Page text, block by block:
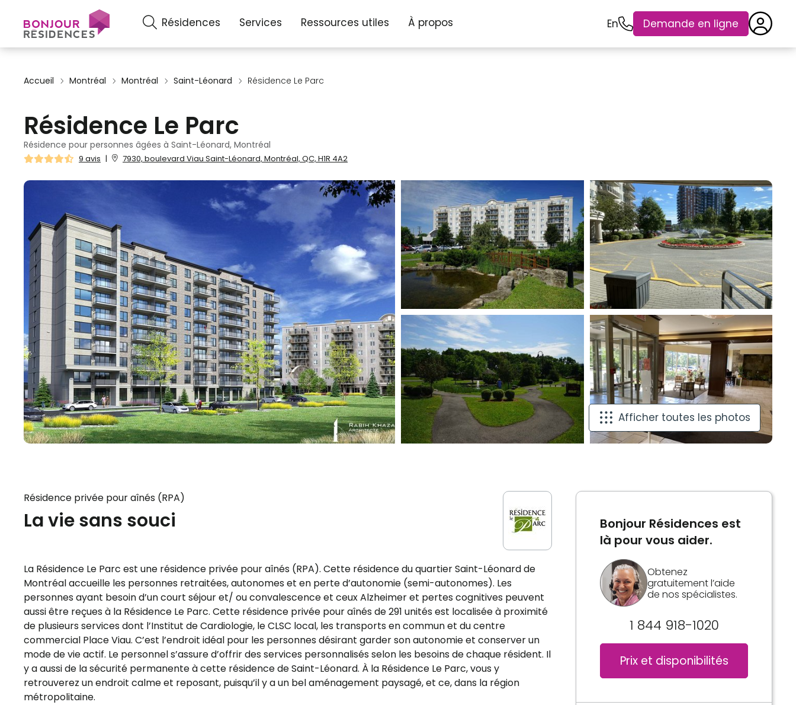
Résidences Services Ressources utiles À propos En Demande en ligne
Accueil Montréal Montréal Saint-Léonard Résidence Le Parc
Résidence Le Parc
Résidence pour personnes âgées à Saint-Léonard, Montréal
9 avis | 7930, boulevard Viau Saint-Léonard, Montréal, QC, H1R 4A2
Afficher toutes les photos
Résidence privée pour aînés (RPA)
La vie sans souci
La Résidence Le Parc est une résidence privée pour aînés (RPA). Cette résidence du quartier Saint-Léonard de
Montréal accueille les personnes retraitées, autonomes et en perte d’autonomie (semi-autonomes). Les
personnes ayant besoin d’un court séjour et/ ou convalescence et ceux Alzheimer et pertes cognitives peuvent
aussi être reçues à la Résidence Le Parc. Cette résidence privée pour aînés de 291 unités est localisée à proximité
de plusieurs services dont l’Institut de Cardiologie, le CLSC local, les transports en commun et du centre
commercial Place Viau. C’est l’endroit idéal pour les personnes désirant garder son autonomie et conserver un
mode de vie actif. Le personnel s’assure d’offrir des services personnalisés selon les besoins de chaque résident. Il
y a aussi de la sécurité permanente à cette résidence de Saint-Léonard. À la Résidence Le Parc, vous y
retrouverez un endroit calme et reposant, puisqu’il y a un bel aménagement paysagé, et ce, dans la région
métropolitaine.
Bonjour Résidences est
là pour vous aider.
Obtenez
gratuitement l’aide
de nos spécialistes.
1 844 918-1020
Prix et disponibilités